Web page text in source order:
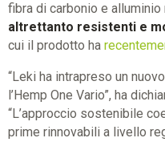
fibra di carbonio e
altrettanto resistenti e
cui il prodotto ha
“Leki ha intrapreso un
l’Hemp One Vario”, ha
“L’approccio sostenibile
prime rinnovabili a livello